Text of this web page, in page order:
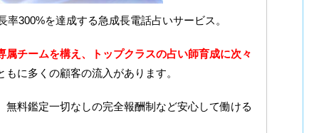
300%を達成する急成長電話占いサービス。
チームを構え、トップクラスの占い師育成に次々
に多くの顧客の流入があります。
料鑑定一切なしの完全報酬制など安心して働ける